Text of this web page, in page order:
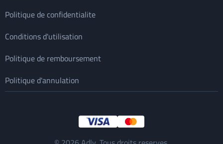
Politique de confidentialite
Conditions d'utilisation
Politique de remboursement
Politique d'annulation